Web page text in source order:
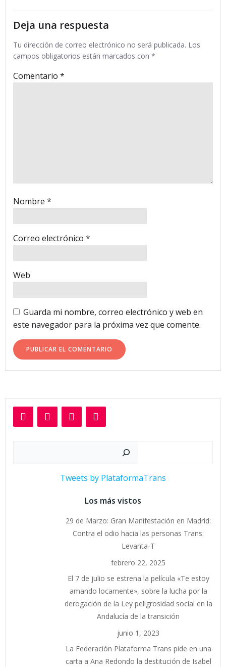
entradas
Deja una respuesta
Tu dirección de correo electrónico no será publicada. Los
campos obligatorios están marcados con *
Comentario *
Nombre *
Correo electrónico *
Web
Guarda mi nombre, correo electrónico y web en
este navegador para la próxima vez que comente.
Tweets by PlataformaTrans
Los más vistos
29 de Marzo: Gran Manifestación en Madrid:
Contra el odio hacia las personas Trans:
Levanta-T
febrero 22, 2025
El 7 de julio se estrena la película «Te estoy
amando locamente», sobre la lucha por la
derogación de la Ley peligrosidad social en la
Andalucía de la transición
junio 1, 2023
La Federación Plataforma Trans pide en una
carta a Ana Redondo la destitución de Isabel